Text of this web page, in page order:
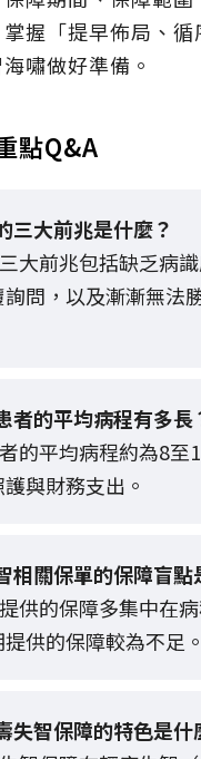
握「提早佈局、循
嘯做好準備。
點Q&A
三大前兆是什麼？
大前兆包括缺乏病
問，以及漸漸無法
者的平均病程有多長
的平均病程約為8至
與財務支出。
相關保單的保障盲點
供的保障多集中在
供的保障較為不足。
失智保障的特色是什